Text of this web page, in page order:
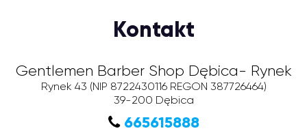
Kontakt
Gentlemen Barber Shop Dębica- Rynek
Rynek 43 (NIP 8722430116 REGON 387726464)
39-200 Dębica
665615888